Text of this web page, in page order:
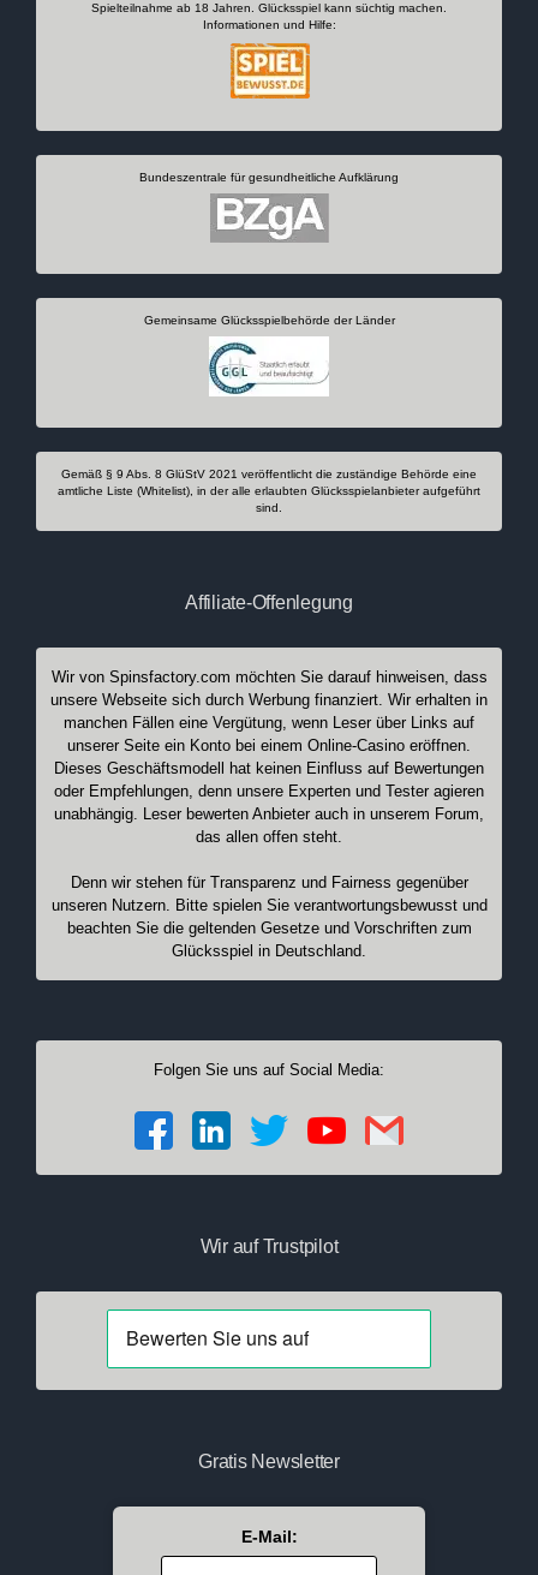
Spielteilnahme ab 18 Jahren. Glücksspiel kann süchtig machen.
Informationen und Hilfe:
Bundeszentrale für gesundheitliche Aufklärung
Gemeinsame Glücksspielbehörde der Länder
Gemäß § 9 Abs. 8 GlüStV 2021 veröffentlicht die zuständige Behörde eine
amtliche Liste (Whitelist), in der alle erlaubten Glücksspielanbieter aufgeführt
sind.
Affiliate-Offenlegung
Wir von Spinsfactory.com möchten Sie darauf hinweisen, dass
unsere Webseite sich durch Werbung finanziert. Wir erhalten in
manchen Fällen eine Vergütung, wenn Leser über Links auf
unserer Seite ein Konto bei einem Online-Casino eröffnen.
Dieses Geschäftsmodell hat keinen Einfluss auf Bewertungen
oder Empfehlungen, denn unsere Experten und Tester agieren
unabhängig. Leser bewerten Anbieter auch in unserem Forum,
das allen offen steht.
Denn wir stehen für Transparenz und Fairness gegenüber
unseren Nutzern. Bitte spielen Sie verantwortungsbewusst und
beachten Sie die geltenden Gesetze und Vorschriften zum
Glücksspiel in Deutschland.
Folgen Sie uns auf Social Media:
Wir auf Trustpilot
Gratis Newsletter
E-Mail: